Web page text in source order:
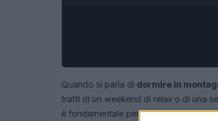
Quando si parla di dormire in
tratti di un weekend di relax o di una
è fondamentale per un’esperienza